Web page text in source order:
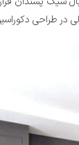
در طراحی